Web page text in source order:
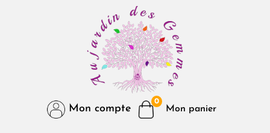
Mon compte
0